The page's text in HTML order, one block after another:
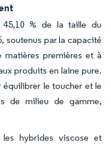
45,10 % de la taille du
soutenus par la capacité
matières premières et à
produits en laine pure.
le toucher et le
de milieu de gamme,
les hybrides viscose et